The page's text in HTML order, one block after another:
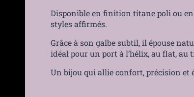
Disponible en finition titane poli ou
styles affirmés.
Grâce à son galbe subtil, il épouse
idéal pour un port à l’hélix, au flat, au
Un bijou qui allie confort, précision et